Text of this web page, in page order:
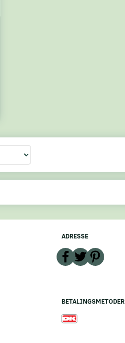
ADRESSE
BETALINGSMETODER